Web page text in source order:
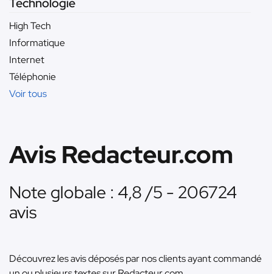
High Tech
Informatique
Internet
Téléphonie
Voir tous
Avis Redacteur.com
Note globale : 4,8 /5 - 206724
avis
Découvrez les avis déposés par nos clients ayant commandé